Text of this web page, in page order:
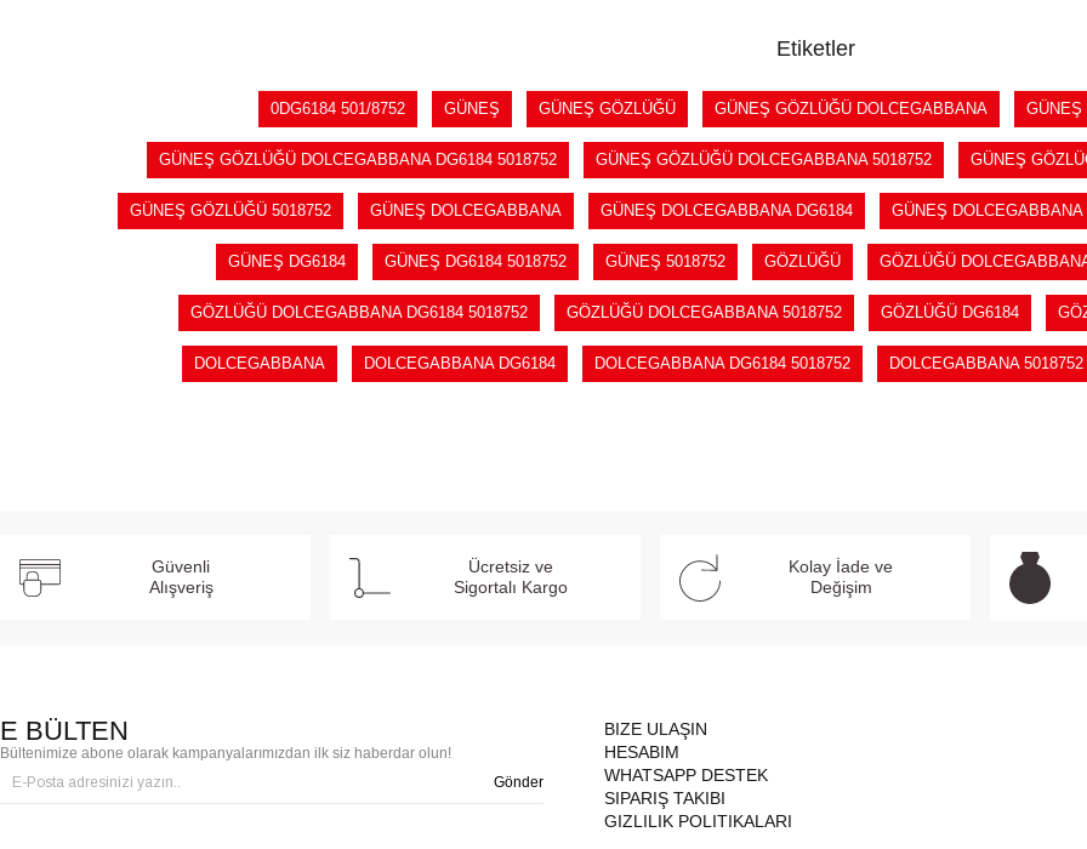
Etiketler
0DG6184 501/8752 GÜNEŞ GÜNEŞ GÖZLÜĞÜ GÜNEŞ GÖZLÜĞÜ DOLCEGABBANA GÜNEŞ
GÜNEŞ GÖZLÜĞÜ DOLCEGABBANA DG6184 5018752 GÜNEŞ GÖZLÜĞÜ DOLCEGABBANA 5018752 GÜNEŞ
GÜNEŞ GÖZLÜĞÜ 5018752 GÜNEŞ DOLCEGABBANA GÜNEŞ DOLCEGABBANA DG6184 GÜNEŞ DOLCEGABBANA
GÜNEŞ DG6184 GÜNEŞ DG6184 5018752 GÜNEŞ 5018752 GÖZLÜĞÜ GÖZLÜĞÜ
GÖZLÜĞÜ DOLCEGABBANA DG6184 5018752 GÖZLÜĞÜ DOLCEGABBANA 5018752 GÖZLÜĞÜ DG6184
DOLCEGABBANA DOLCEGABBANA DG6184 DOLCEGABBANA DG6184 5018752 DOLCEGABBANA 5018752
Güvenli
Alışveriş
Ücretsiz ve
Sigortalı Kargo
Kolay İade ve
Değişim
E BÜLTEN
Bültenimize abone olarak kampanyalarımızdan ilk siz haberdar olun!
Gönder
BIZE ULAŞIN
HESABIM
WHATSAPP DESTEK
SIPARIŞ TAKIBI
GIZLILIK POLITIKALARI